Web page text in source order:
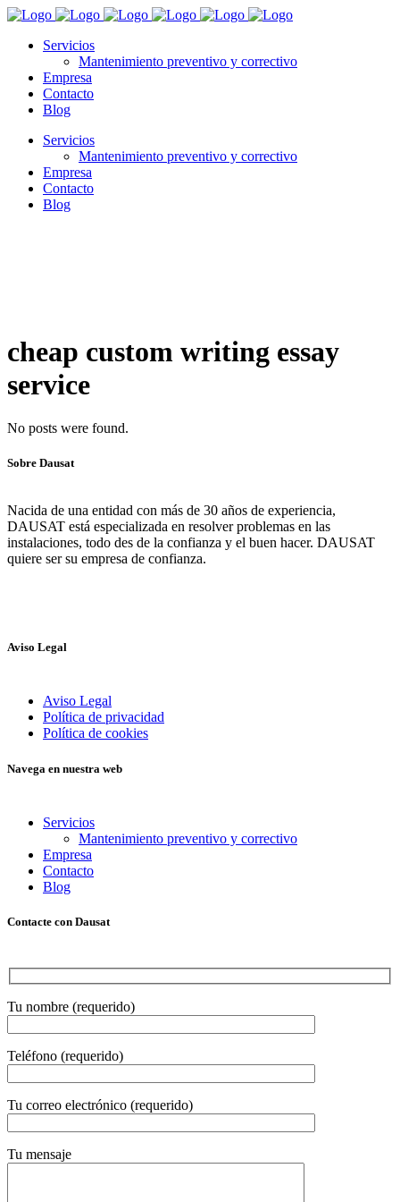
Servicios
Mantenimiento preventivo y correctivo
Empresa
Contacto
Blog
Servicios
Mantenimiento preventivo y correctivo
Empresa
Contacto
Blog
cheap custom writing essay
service
No posts were found.
Sobre Dausat
Nacida de una entidad con más de 30 años de experiencia,
DAUSAT está especializada en resolver problemas en las
instalaciones, todo des de la confianza y el buen hacer. DAUSAT
quiere ser su empresa de confianza.
Aviso Legal
Aviso Legal
Política de privacidad
Política de cookies
Navega en nuestra web
Servicios
Mantenimiento preventivo y correctivo
Empresa
Contacto
Blog
Contacte con Dausat
Tu nombre (requerido)
Teléfono (requerido)
Tu correo electrónico (requerido)
Tu mensaje